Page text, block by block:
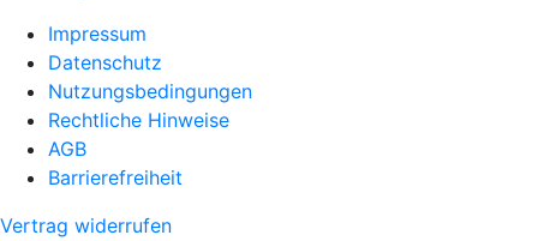
Impressum
Datenschutz
Nutzungsbedingungen
Rechtliche Hinweise
AGB
Barrierefreiheit
Vertrag widerrufen